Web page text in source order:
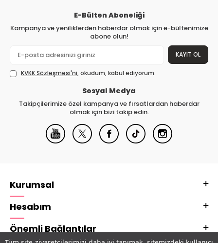
E-Bülten Aboneliği
Kampanya ve yeniliklerden haberdar olmak için e-bültenimize
abone olun!
KAYIT OL
KVKK Sözleşmesi'ni, okudum, kabul ediyorum.
Sosyal Medya
Takipçilerimize özel kampanya ve fırsatlardan haberdar
olmak için bizi takip edin.
Kurumsal
Hesabım
Önemli Bağlantılar